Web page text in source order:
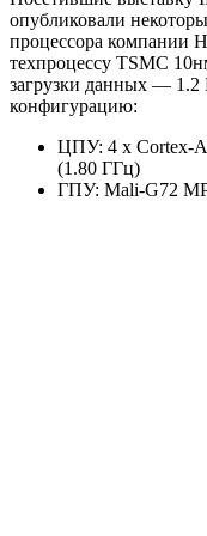
опубликовали
процессора компании
техпроцессу TSMC
загрузки данных —
конфигурацию:
ЦПУ: 4 x Cortex-
(1.80 ГГц)
ГПУ: Mali-G72